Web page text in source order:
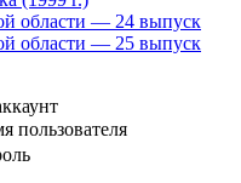
области — 24 выпуск
области — 25 выпуск
пользователя